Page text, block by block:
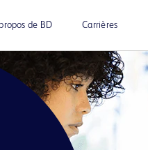
de BD Carrières